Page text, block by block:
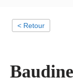
< Retour